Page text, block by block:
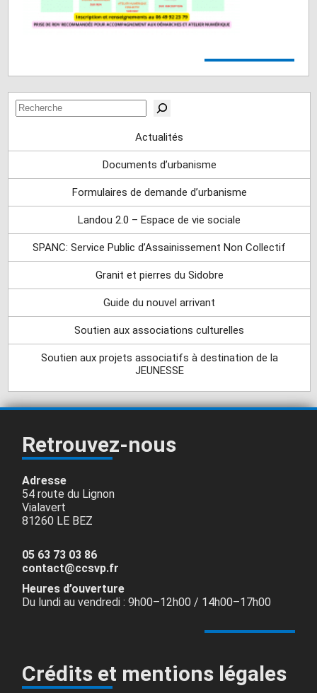
Rechercher
Actualités
Documents d’urbanisme
Formulaires de demande d’urbanisme
Landou 2.0 – Espace de vie sociale
SPANC: Service Public d’Assainissement Non Collectif
Granit et pierres du Sidobre
Guide du nouvel arrivant
Soutien aux associations culturelles
Soutien aux projets associatifs à destination de la
JEUNESSE
Retrouvez-nous
Adresse
54 route du Lignon
Vialavert
81260 LE BEZ
05 63 73 03 86
contact@ccsvp.fr
Heures d’ouverture
Du lundi au vendredi : 9h00–12h00 / 14h00–17h00
Crédits et mentions légales